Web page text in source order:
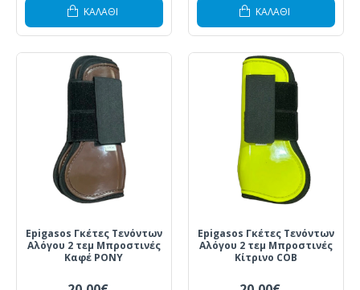
ΚΑΛΆΘΙ ΚΑΛΆΘΙ
Epigasos Γκέτες Τενόντων
Αλόγου 2 τεμ Μπροστινές
Καφέ PONY
Epigasos Γκέτες Τενόντων
Αλόγου 2 τεμ Μπροστινές
Κίτρινο COB